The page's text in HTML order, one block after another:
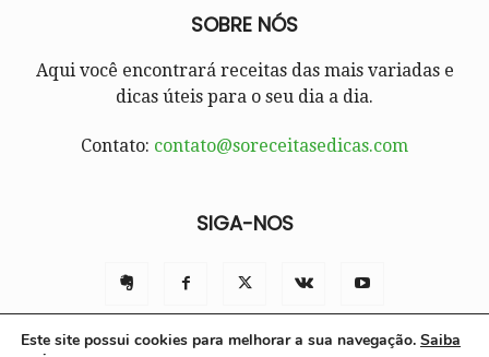
SOBRE NÓS
Aqui você encontrará receitas das mais variadas e
dicas úteis para o seu dia a dia.
Contato: contato@soreceitasedicas.com
SIGA-NOS
Este site possui cookies para melhorar a sua navegação. Saiba